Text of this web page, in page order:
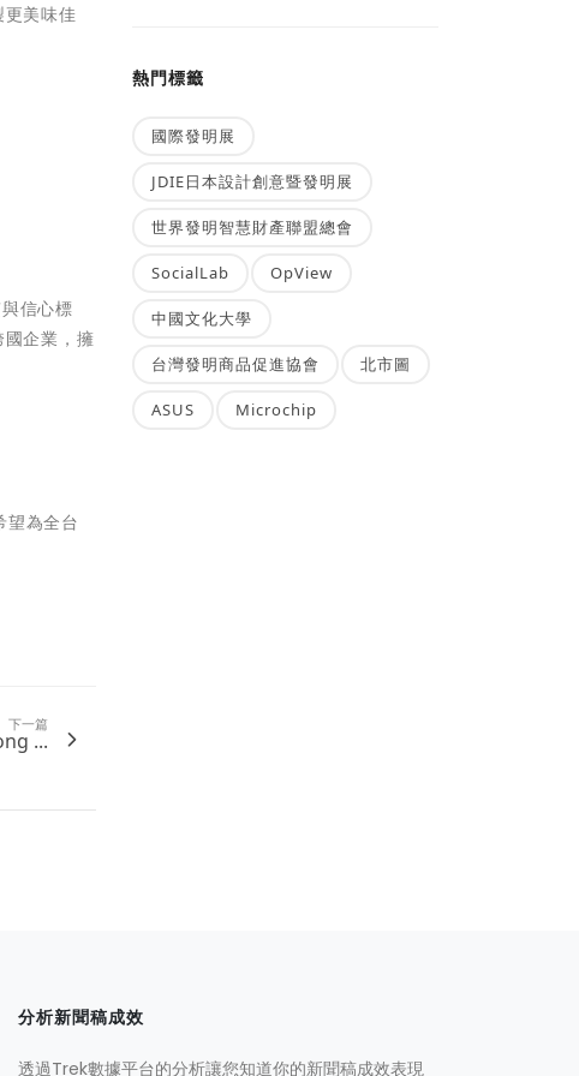
美味佳
信心標
企業，擁
望為全台
下一篇
...
熱門標籤
國際發明展
JDIE日本設計創意暨發明展
世界發明智慧財產聯盟總會
SocialLab OpView
中國文化大學
台灣發明商品促進協會 北市圖
ASUS Microchip
分析新聞稿成效
透過Trek數據平台的分析讓您知道你的新聞稿成效表現